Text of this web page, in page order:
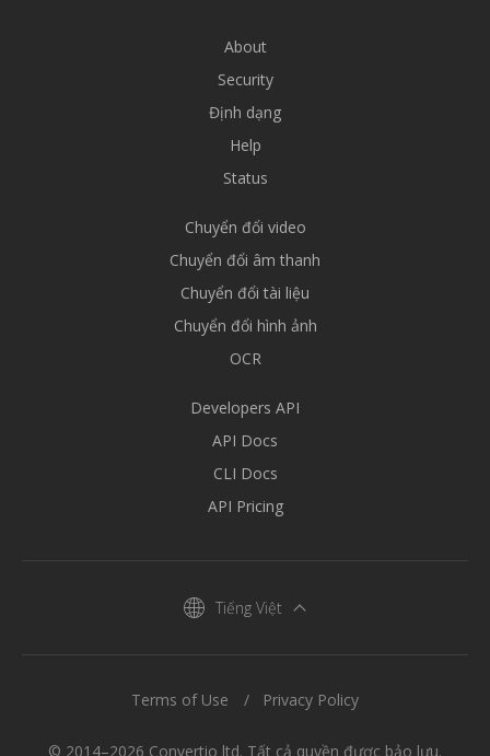
About
Security
Định dạng
Help
Status
Chuyển đổi video
Chuyển đổi âm thanh
Chuyển đổi tài liệu
Chuyển đổi hình ảnh
OCR
Developers API
API Docs
CLI Docs
API Pricing
Tiếng Việt
© 2014–2026 Convertio ltd. Tất cả quyền được bảo lưu.
Terms of Use Privacy Policy